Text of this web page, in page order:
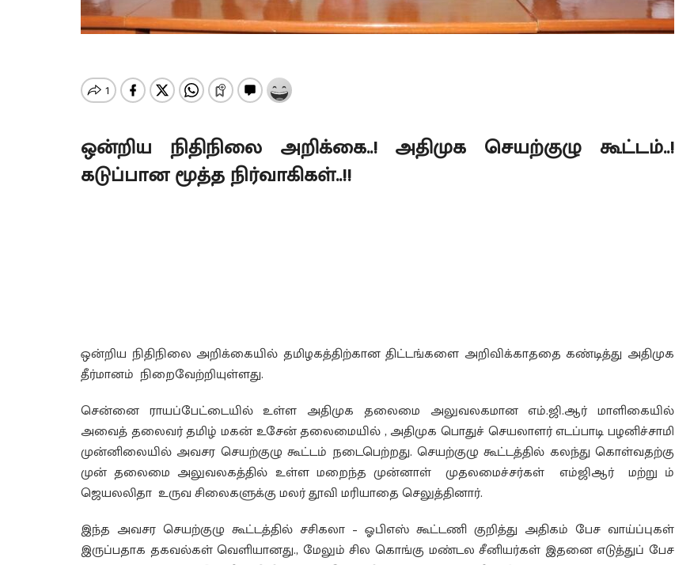
ஒன்றிய நிதிநிலை அறிக்கை..! அதிமுக செயற்குழு கூட்டம்..!
கடுப்பான மூத்த நிர்வாகிகள்..!!
ஒன்றிய நிதிநிலை அறிக்கையில் தமிழகத்திற்கான திட்டங்களை அறிவிக்காததை கண்டித்து அதிமுக
தீர்மானம் நிறைவேற்றியுள்ளது.
சென்னை ராயப்பேட்டையில் உள்ள அதிமுக தலைமை அலுவலகமான எம்.ஜி.ஆர் மாளிகையில்
அவைத் தலைவர் தமிழ் மகன் உசேன் தலைமையில் , அதிமுக பொதுச் செயலாளர் எடப்பாடி பழனிச்சாமி
முன்னிலையில் அவசர செயற்குழு கூட்டம் நடைபெற்றது. செயற்குழு கூட்டத்தில் கலந்து கொள்வதற்கு
முன் தலைமை அலுவலகத்தில் உள்ள மறைந்த முன்னாள் முதலமைச்சர்கள் எம்ஜிஆர் மற்று ம்
ஜெயலலிதா உருவ சிலைகளுக்கு மலர் தூவி மரியாதை செலுத்தினார்.
இந்த அவசர செயற்குழு கூட்டத்தில் சசிகலா – ஓபிஎஸ் கூட்டணி குறித்து அதிகம் பேச வாய்ப்புகள்
இருப்பதாக தகவல்கள் வெளியானது., மேலும் சில கொங்கு மண்டல சீனியர்கள் இதனை எடுத்துப் பேச